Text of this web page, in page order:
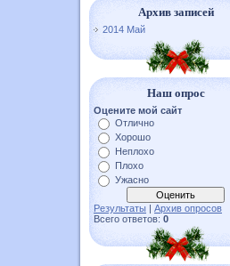
Архив записей
2014 Май
Наш опрос
Оцените мой сайт
Отлично
Хорошо
Неплохо
Плохо
Ужасно
Результаты | Архив опросов
Всего ответов: 0